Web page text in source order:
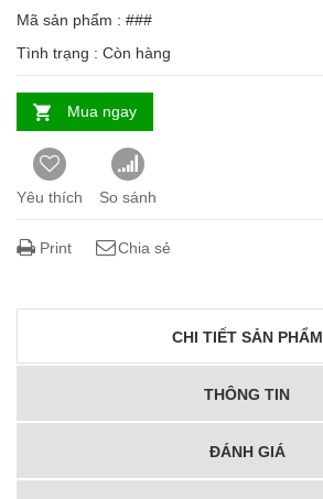
Mã sản phẩm : ###
Tình trạng : Còn hàng
Mua ngay
Yêu thích So sánh
Print Chia sẻ
CHI TIẾT SẢN PHẨM
THÔNG TIN
ĐÁNH GIÁ